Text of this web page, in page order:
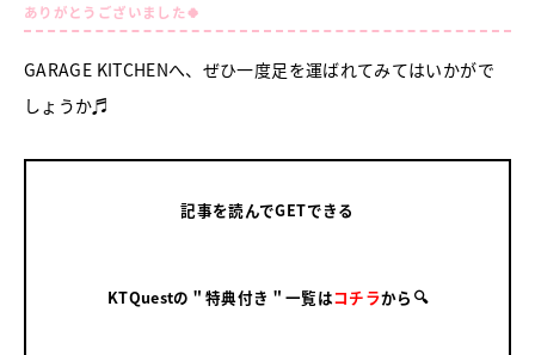
ありがとうございました🍀
GARAGE KITCHENへ、ぜひ一度足を運ばれてみてはいかがで
しょうか♬
記事を読んでGETできる
KTQuestの＂特典付き＂一覧はコチラから🔍